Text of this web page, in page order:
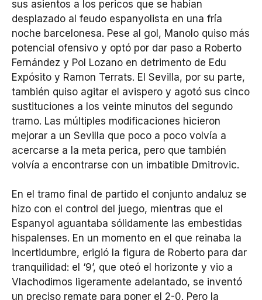
sus asientos a los pericos que se habían
desplazado al feudo espanyolista en una fría
noche barcelonesa. Pese al gol, Manolo quiso más
potencial ofensivo y optó por dar paso a Roberto
Fernández y Pol Lozano en detrimento de Edu
Expósito y Ramon Terrats. El Sevilla, por su parte,
también quiso agitar el avispero y agotó sus cinco
sustituciones a los veinte minutos del segundo
tramo. Las múltiples modificaciones hicieron
mejorar a un Sevilla que poco a poco volvía a
acercarse a la meta perica, pero que también
volvía a encontrarse con un imbatible Dmitrovic.
En el tramo final de partido el conjunto andaluz se
hizo con el control del juego, mientras que el
Espanyol aguantaba sólidamente las embestidas
hispalenses. En un momento en el que reinaba la
incertidumbre, erigió la figura de Roberto para dar
tranquilidad: el ‘9’, que oteó el horizonte y vio a
Vlachodimos ligeramente adelantado, se inventó
un preciso remate para poner el 2-0. Pero la